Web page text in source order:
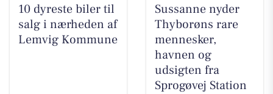
10 dyreste biler til
salg i nærheden af
Lemvig Kommune
Sussanne nyder
Thyborøns rare
mennesker,
havnen og
udsigten fra
Sprogøvej Station